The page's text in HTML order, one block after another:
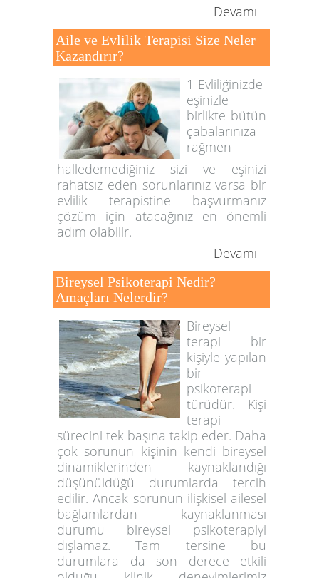
Devamı
Aile ve Evlilik Terapisi Size Neler
Kazandırır?
1-Evliliğinizde
eşinizle
birlikte bütün
çabalarınıza
rağmen
halledemediğiniz sizi ve eşinizi
rahatsız eden sorunlarınız varsa bir
evlilik terapistine başvurmanız
çözüm için atacağınız en önemli
adım olabilir.
Devamı
Bireysel Psikoterapi Nedir?
Amaçları Nelerdir?
Bireysel
terapi bir
kişiyle yapılan
bir
psikoterapi
türüdür. Kişi
terapi
sürecini tek başına takip eder. Daha
çok sorunun kişinin kendi bireysel
dinamiklerinden kaynaklandığı
düşünüldüğü durumlarda tercih
edilir. Ancak sorunun ilişkisel ailesel
bağlamlardan kaynaklanması
durumu bireysel psikoterapiyi
dışlamaz. Tam tersine bu
durumlara da son derece etkili